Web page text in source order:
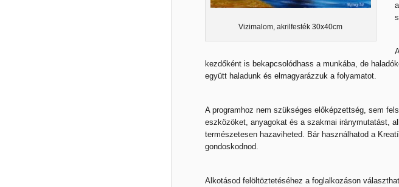
Vizimalom, akrilfesték 30x40cm
kezdőként is bekapcsolódhass a munkába, de
együtt haladunk és elmagyarázzuk a folyamatot.
A programhoz nem szükséges előképzettség, sem
eszközöket, anyagokat és a szakmai iránymutatást,
természetesen hazaviheted. Bár használhatod a
gondoskodnod.
Alkotásod felöltöztetéséhez a foglalkozáson